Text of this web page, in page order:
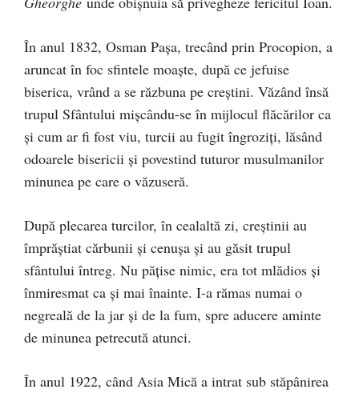
În anul 1832, Osman Paşa, trecând prin Procopion, a
aruncat în foc sfintele moaşte, după ce jefuise
biserica, vrând a se răzbuna pe creştini. Văzând însă
trupul Sfântului mişcându-se în mijlocul flăcărilor ca
şi cum ar fi fost viu, turcii au fugit îngroziţi, lăsând
odoarele bisericii şi povestind tuturor musulmanilor
minunea pe care o văzuseră.
După plecarea turcilor, în cealaltă zi, creştinii au
împrăştiat cărbunii şi cenuşa şi au găsit trupul
sfântului întreg. Nu păţise nimic, era tot mlădios şi
înmiresmat ca şi mai înainte. I-a rămas numai o
negreală de la jar şi de la fum, spre aducere aminte
de minunea petrecută atunci.
În anul 1922, când Asia Mică a intrat sub stăpânirea